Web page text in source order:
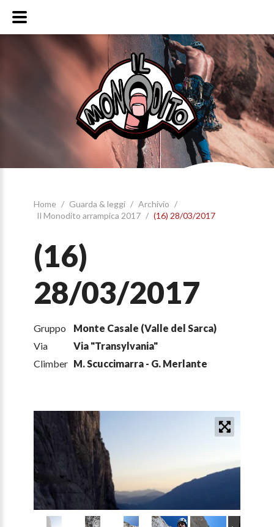
Home / Guarda & leggi / Archivio /
Il Monodito arrampica 2017 / (16) 28/03/2017
(16)
28/03/2017
Gruppo
Monte Casale (Valle del Sarca)
Via
Via "Transylvania"
Climber M. Scuccimarra - G. Merlante